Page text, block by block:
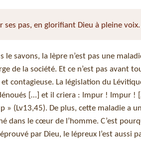
ses pas, en glorifiant Dieu à pleine
savons, la lèpre n’est pas une
de la société. Et ce n’est pas avant
contagieuse. La législation du
[…] et il criera : Impur ! Impur !
» (Lv13,45). De plus, cette maladie a
dans le cœur de l’homme. C’est
par Dieu, le lépreux l’est aussi